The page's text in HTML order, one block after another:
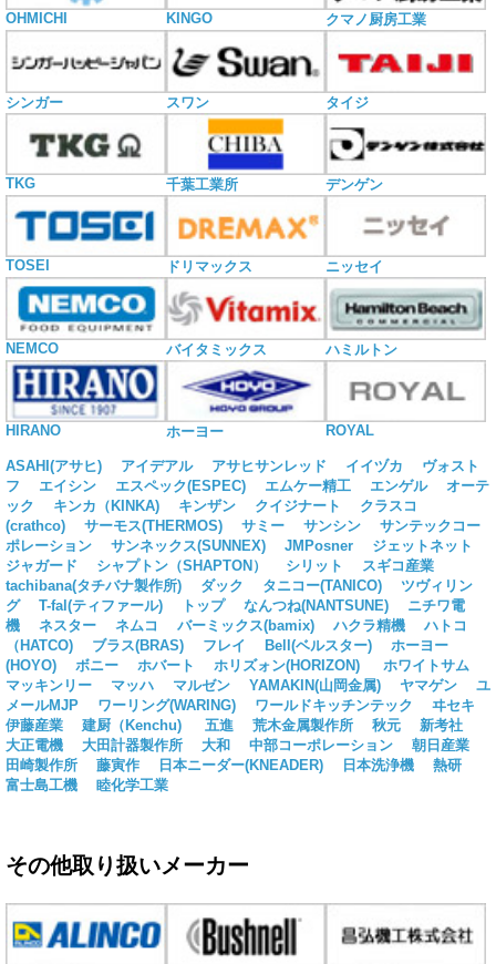
OHMICHI KINGO クマノ厨房工業
シンガー スワン タイジ
TKG 千葉工業所 デンゲン
TOSEI ドリマックス ニッセイ
NEMCO バイタミックス ハミルトン
HIRANO ホーヨー ROYAL
ASAHI(アサヒ) アイデアル アサヒサンレッド イイヅカ
ヴォスト
フ
エイシン エスペック(ESPEC) エムケー精工 エンゲル
オーテ
ック
キンカ（KINKA) キンザン クイジナート
クラスコ
(crathco)
サーモス(THERMOS) サミー サンシン
サンテックコー
ポレーション
サンネックス(SUNNEX) JMPosner
ジェットネット
ジャガード
シャプトン（SHAPTON） シリット
スギコ産業
tachibana(タチバナ製作所)
ダック タニコー(TANICO)
ツヴィリン
グ
T-fal(ティファール) トップ なんつね(NANTSUNE)
ニチワ電
機
ネスター ネムコ バーミックス(bamix) ハクラ精機
ハトコ
（HATCO)
ブラス(BRAS) フレイ Bell(ベルスター)
ホーヨー
(HOYO)
ボニー ホバート ホリズォン(HORIZON)
ホワイトサム
マッキンリー
マッハ マルゼン YAMAKIN(山岡金属) ヤマゲン
ユ
メールMJP
ワーリング(WARING) ワールドキッチンテック
ヰセキ
伊藤産業
建厨（Kenchu) 五進 荒木金属製作所 秋元
新考社
大正電機
大田計器製作所 大和 中部コーポレーション
朝日産業
田崎製作所
藤寅作 日本ニーダー(KNEADER) 日本洗浄機
熱研
富士島工機
睦化学工業
その他取り扱いメーカー